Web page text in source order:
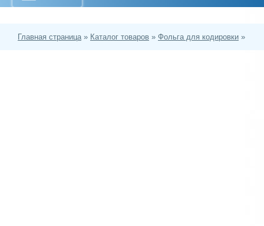
Главная страница » Каталог товаров » Фольга для кодировки »